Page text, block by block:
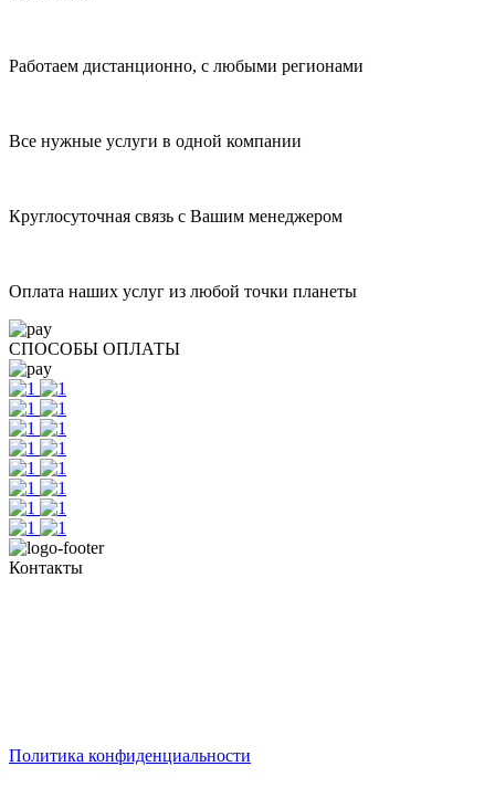
Работаем дистанционно, с любыми регионами
Все нужные услуги в одной компании
Круглосуточная связь с Вашим менеджером
Оплата наших услуг из любой точки планеты
СПОСОБЫ ОПЛАТЫ
Контакты
Политика конфиденциальности